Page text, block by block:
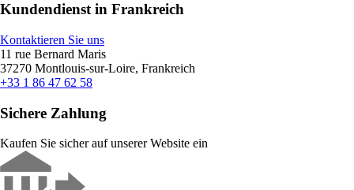
Kundendienst in Frankreich
Kontaktieren Sie uns
11 rue Bernard Maris
37270 Montlouis-sur-Loire, Frankreich
+33 1 86 47 62 58
Sichere Zahlung
Kaufen Sie sicher auf unserer Website ein